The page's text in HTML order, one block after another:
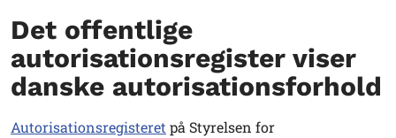
Det offentlige
autorisationsregister viser
danske autorisationsforhold
Autorisationsregisteret på Styrelsen for